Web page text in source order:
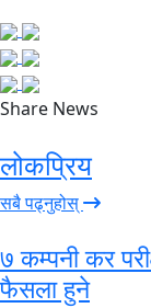
Share News
लोकप्रिय
सबै पढ्नुहोस्
७ कम्पनी कर
फैसला हुने